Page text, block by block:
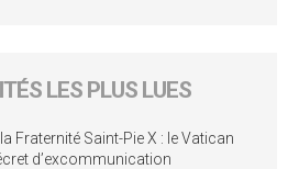
LES PLUS LUES
Fraternité Saint-Pie X : le Vatican
d’excommunication